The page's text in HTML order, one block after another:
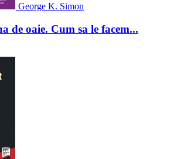
George K. Simon
de oaie. Cum sa le facem...